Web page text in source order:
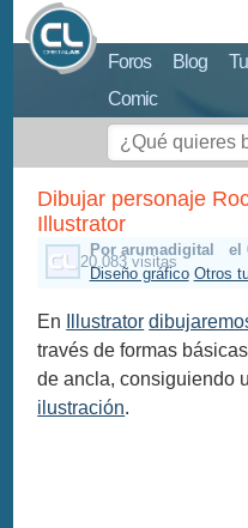
Foros Blog
Comic
Dibujar personaje
Illustrator
Por arumadigital el
20,083 visitas
Diseño gráfico Otros
En Illustrator
través de formas
de ancla, consiguiendo
ilustración.